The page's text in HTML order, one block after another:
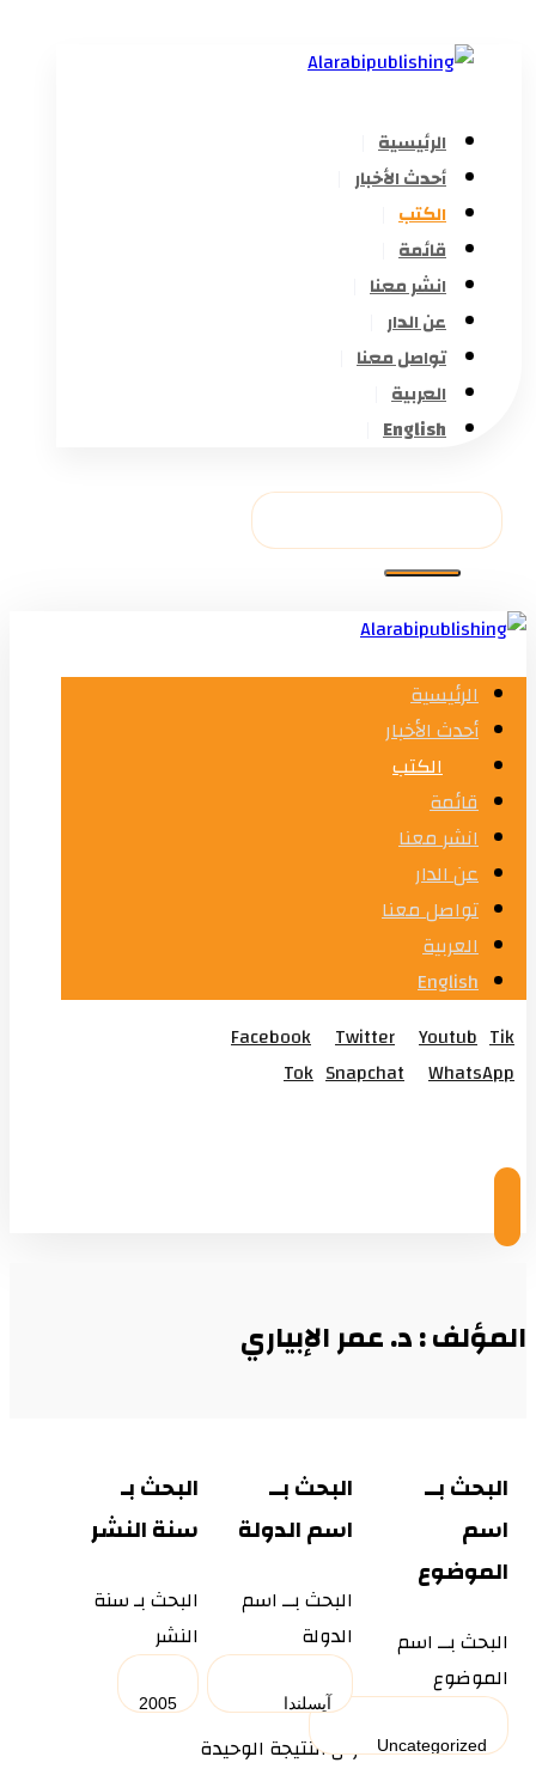
الرئيسية
أحدث الأخبار
الكتب
قائمة
انشر معنا
عن الدار
تواصل معنا
العربية
English
الرئيسية
أحدث الأخبار
الكتب
قائمة
انشر معنا
عن الدار
تواصل معنا
العربية
English
Facebook
Twitter Youtub Tik
Tok Snapchat
WhatsApp
المؤلف : د. عمر الإبياري
البحث بــ
اسم
الموضوع
البحث بــ اسم
الموضوع
البحث بــ
اسم الدولة
البحث بــ اسم
الدولة
البحث بـ
سنة النشر
البحث بـ سنة
النشر
عرض النتيجة الوحيدة